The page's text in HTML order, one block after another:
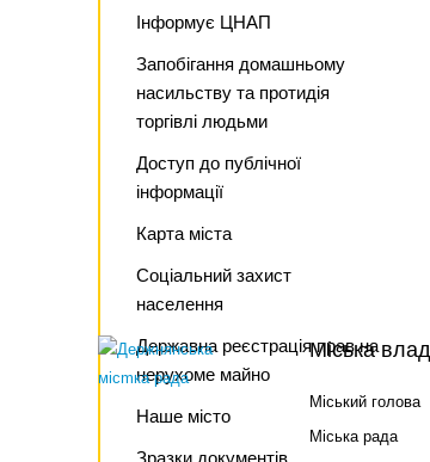
Інформує ЦНАП
Запобігання домашньому
насильству та протидія
торгівлі людьми
Доступ до публічної
інформації
Карта міста
Соціальний захист
населення
Державна реєстрація прав на
нерухоме майно
Наше місто
Зразки документів
Міська
Міський голова
Міська рада